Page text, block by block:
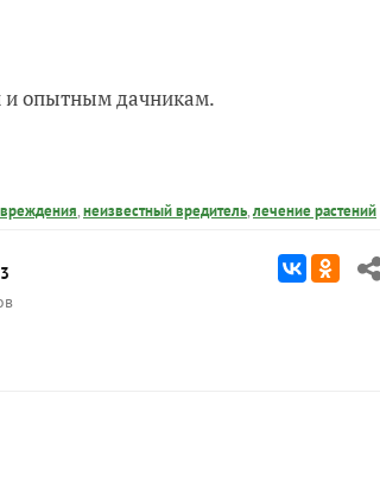
и опытным дачникам.
,неизвестный вредитель,лечение растений